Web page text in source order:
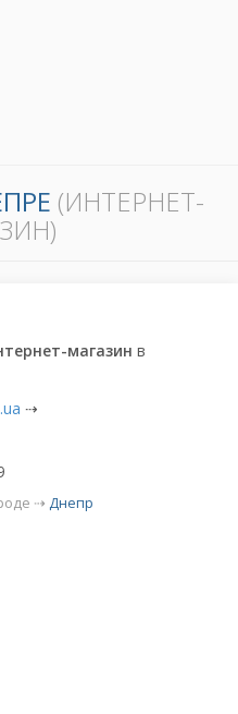
(ИНТЕРНЕТ-
магазин в
⇢
⇢ Днепр